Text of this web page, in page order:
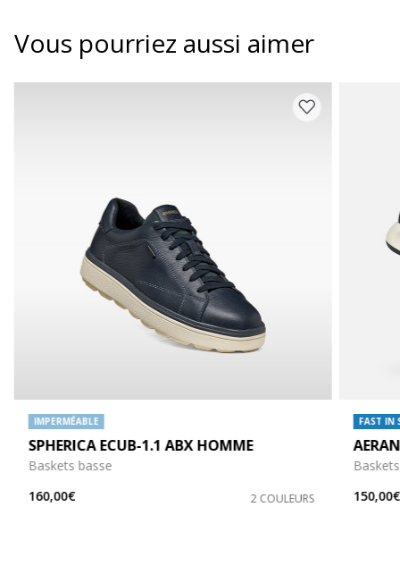
Vous pourriez aussi aimer
IMPERMÉABLE
SPHERICA ECUB-1.1 ABX HOMME
Baskets basse
160,00€
2 COULEURS
FAST IN
150,00€